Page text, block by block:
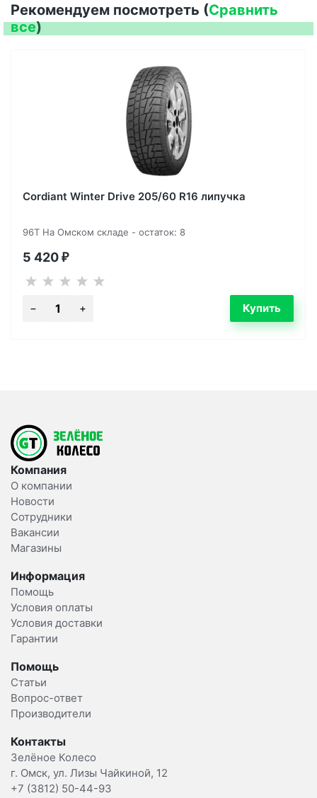
Рекомендуем посмотреть (Сравнить
все)
Cordiant Winter Drive 205/60 R16 липучка
96T На Омском складе - остаток: 8
5 420 ₽
Компания
О компании
Новости
Сотрудники
Вакансии
Магазины
Информация
Помощь
Условия оплаты
Условия доставки
Гарантии
Помощь
Статьи
Вопрос-ответ
Производители
Контакты
Зелёное Колесо
г. Омск, ул. Лизы Чайкиной, 12
+7 (3812) 50-44-93